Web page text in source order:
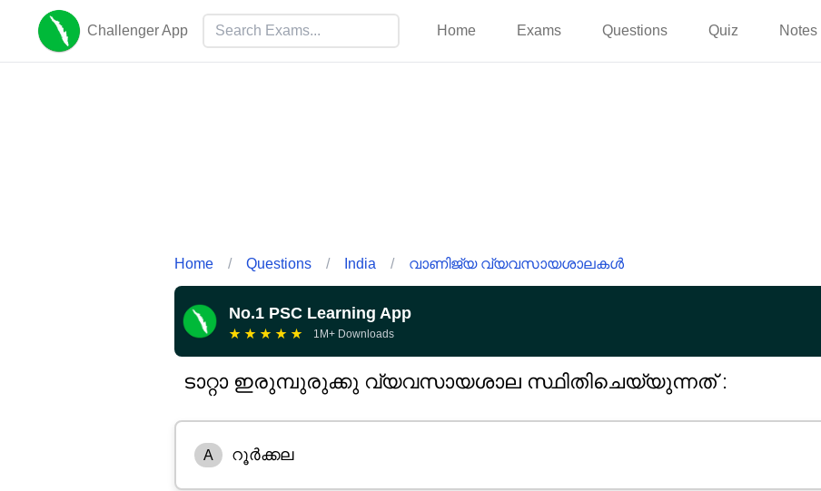
Challenger App Home Exams Questions Quiz Notes
Home / Questions / India / വാണിജ്യ വ്യവസായശാലകൾ
No.1 PSC Learning App
★ ★ ★ ★ ★ 1M+ Downloads
ടാറ്റാ ഇരുമ്പുരുക്കു വ്യവസായശാല സ്ഥിതിചെയ്യുന്നത് :
A റൂർക്കല